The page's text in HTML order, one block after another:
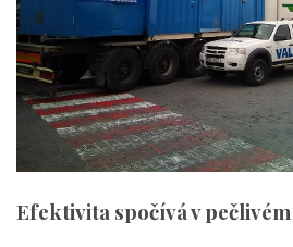
Efektivita spočívá v